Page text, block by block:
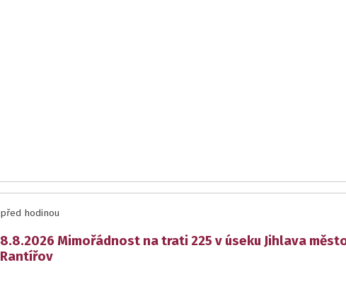
před hodinou
8.8.2026 Mimořádnost na trati 225 v úseku Jihlava
Rantířov